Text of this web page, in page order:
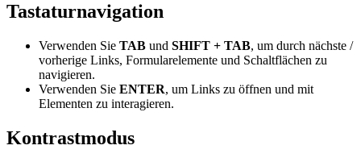
Tastaturnavigation
Verwenden Sie TAB und SHIFT + TAB, um durch nächste /
vorherige Links, Formularelemente und Schaltflächen zu
navigieren.
Verwenden Sie ENTER, um Links zu öffnen und mit
Elementen zu interagieren.
Kontrastmodus